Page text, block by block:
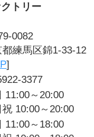
クトリー
0082
都練馬区錦1-33-12
]
3377
11:00～20:00
10:00～20:00
11:00～18:00